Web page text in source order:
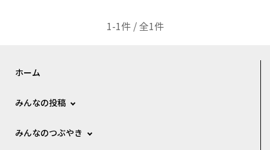
1-1件 / 全1件
ホーム
みんなの投稿
みんなのつぶやき